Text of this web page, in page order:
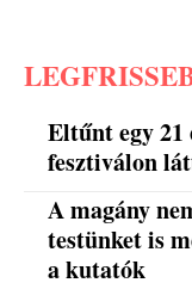
Eltűnt egy 21
fesztiválon
A magány
testünket is
a kutatók